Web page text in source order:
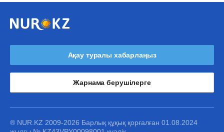
Ақау туралы хабарлаңыз
Жарнама берушілерге
® NUR.KZ 2009-2026 Барлық құқық қорғалған 01.08.2024